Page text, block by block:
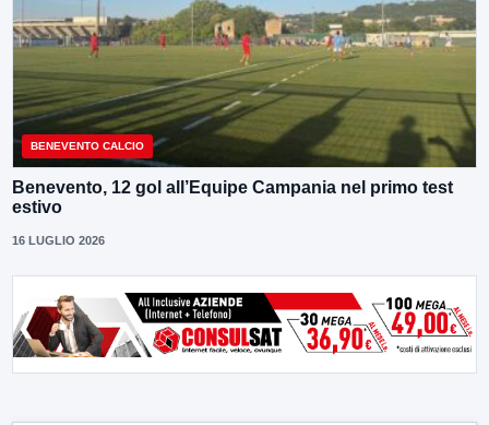
BENEVENTO CALCIO
Benevento, 12 gol all’Equipe Campania nel primo test
estivo
16 LUGLIO 2026